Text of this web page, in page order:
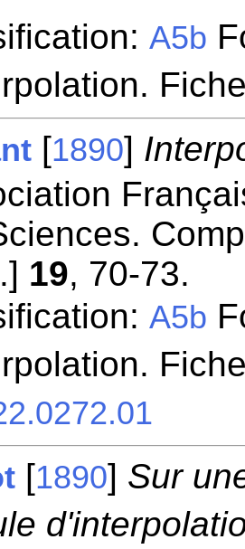
A5b
[1890]
19, 70-73.
A5b
[1890] Sur